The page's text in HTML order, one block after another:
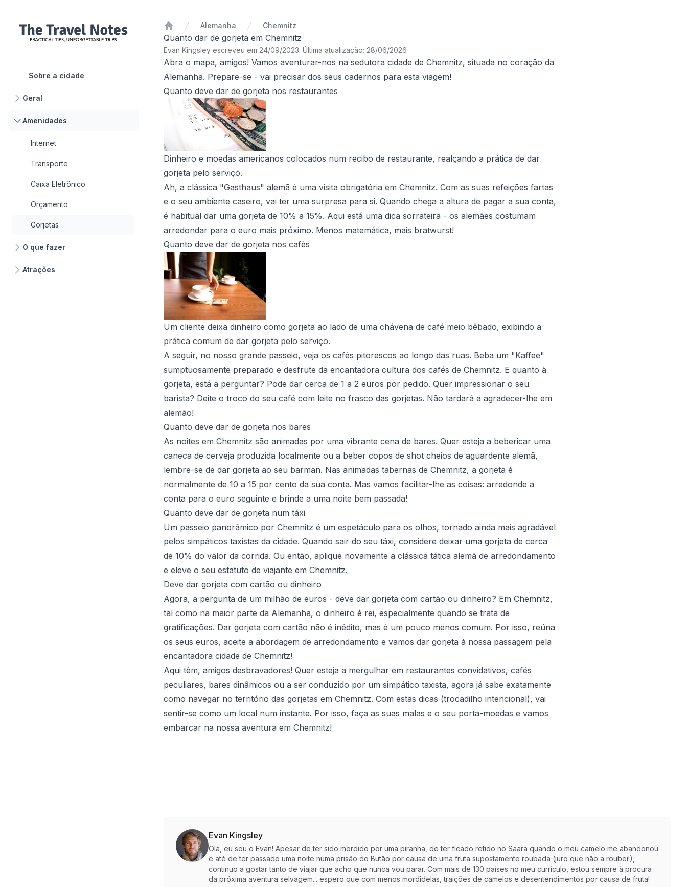
Sobre a cidade
Geral
Amenidades
Internet
Transporte
Caixa Eletrônico
Orçamento
Gorjetas
O que fazer
Atrações
Início
Alemanha Chemnitz
Quanto dar de gorjeta em Chemnitz
Evan Kingsley escreveu em 24/09/2023. Última atualização: 28/06/2026
Abra o mapa, amigos! Vamos aventurar-nos na sedutora cidade de Chemnitz, situada no coração da
Alemanha. Prepare-se - vai precisar dos seus cadernos para esta viagem!
Quanto deve dar de gorjeta nos restaurantes
Dinheiro e moedas americanos colocados num recibo de restaurante, realçando a prática de dar
gorjeta pelo serviço.
Ah, a clássica "Gasthaus" alemã é uma visita obrigatória em Chemnitz. Com as suas refeições fartas
e o seu ambiente caseiro, vai ter uma surpresa para si. Quando chega a altura de pagar a sua conta,
é habitual dar uma gorjeta de 10% a 15%. Aqui está uma dica sorrateira - os alemães costumam
arredondar para o euro mais próximo. Menos matemática, mais bratwurst!
Quanto deve dar de gorjeta nos cafés
Um cliente deixa dinheiro como gorjeta ao lado de uma chávena de café meio bêbado, exibindo a
prática comum de dar gorjeta pelo serviço.
A seguir, no nosso grande passeio, veja os cafés pitorescos ao longo das ruas. Beba um "Kaffee"
sumptuosamente preparado e desfrute da encantadora cultura dos cafés de Chemnitz. E quanto à
gorjeta, está a perguntar? Pode dar cerca de 1 a 2 euros por pedido. Quer impressionar o seu
barista? Deite o troco do seu café com leite no frasco das gorjetas. Não tardará a agradecer-lhe em
alemão!
Quanto deve dar de gorjeta nos bares
As noites em Chemnitz são animadas por uma vibrante cena de bares. Quer esteja a bebericar uma
caneca de cerveja produzida localmente ou a beber copos de shot cheios de aguardente alemã,
lembre-se de dar gorjeta ao seu barman. Nas animadas tabernas de Chemnitz, a gorjeta é
normalmente de 10 a 15 por cento da sua conta. Mas vamos facilitar-lhe as coisas: arredonde a
conta para o euro seguinte e brinde a uma noite bem passada!
Quanto deve dar de gorjeta num táxi
Um passeio panorâmico por Chemnitz é um espetáculo para os olhos, tornado ainda mais agradável
pelos simpáticos taxistas da cidade. Quando sair do seu táxi, considere deixar uma gorjeta de cerca
de 10% do valor da corrida. Ou então, aplique novamente a clássica tática alemã de arredondamento
e eleve o seu estatuto de viajante em Chemnitz.
Deve dar gorjeta com cartão ou dinheiro
Agora, a pergunta de um milhão de euros - deve dar gorjeta com cartão ou dinheiro? Em Chemnitz,
tal como na maior parte da Alemanha, o dinheiro é rei, especialmente quando se trata de
gratificações. Dar gorjeta com cartão não é inédito, mas é um pouco menos comum. Por isso, reúna
os seus euros, aceite a abordagem de arredondamento e vamos dar gorjeta à nossa passagem pela
encantadora cidade de Chemnitz!
Aqui têm, amigos desbravadores! Quer esteja a mergulhar em restaurantes convidativos, cafés
peculiares, bares dinâmicos ou a ser conduzido por um simpático taxista, agora já sabe exatamente
como navegar no território das gorjetas em Chemnitz. Com estas dicas (trocadilho intencional), vai
sentir-se como um local num instante. Por isso, faça as suas malas e o seu porta-moedas e vamos
embarcar na nossa aventura em Chemnitz!
Evan Kingsley
Olá, eu sou o Evan! Apesar de ter sido mordido por uma piranha, de ter ficado retido no Saara quando o meu camelo me abandonou
e até de ter passado uma noite numa prisão do Butão por causa de uma fruta supostamente roubada (juro que não a roubei!),
continuo a gostar tanto de viajar que acho que nunca vou parar. Com mais de 130 países no meu currículo, estou sempre à procura
da próxima aventura selvagem... espero que com menos mordidelas, traições de camelos e desentendimentos por causa de fruta!